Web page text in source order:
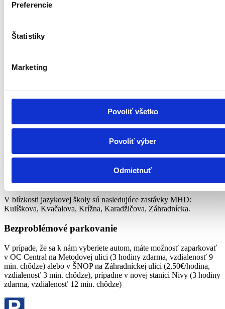
Preferencie
Štatistiky
Marketing
Povoliť všetko
Povoliť výber
Odmietnuť
Jazyková škola sa nachádza v pešej vzdialenosti od dvoch
Mlynské Nivy a Trnavského mýta, čo zabezpečuje jej
bezproblémovú dostupnosť.
V blízkosti jazykovej školy sú nasledujúce zastávky MHD:
Kulíškova, Kvačalova, Krížna, Karadžičova, Záhradnícka.
Bezproblémové parkovanie
V prípade, že sa k nám vyberiete autom, máte možnosť zaparkovať
v OC Central na Metodovej ulici (3 hodiny zdarma, vzdialenosť 9
min. chôdze) alebo v ŠNOP na Záhradníckej ulici (2,50€/hodina,
vzdialenosť 3 min. chôdze), prípadne v novej stanici Nivy (3 hodiny
zdarma, vzdialenosť 12 min. chôdze)